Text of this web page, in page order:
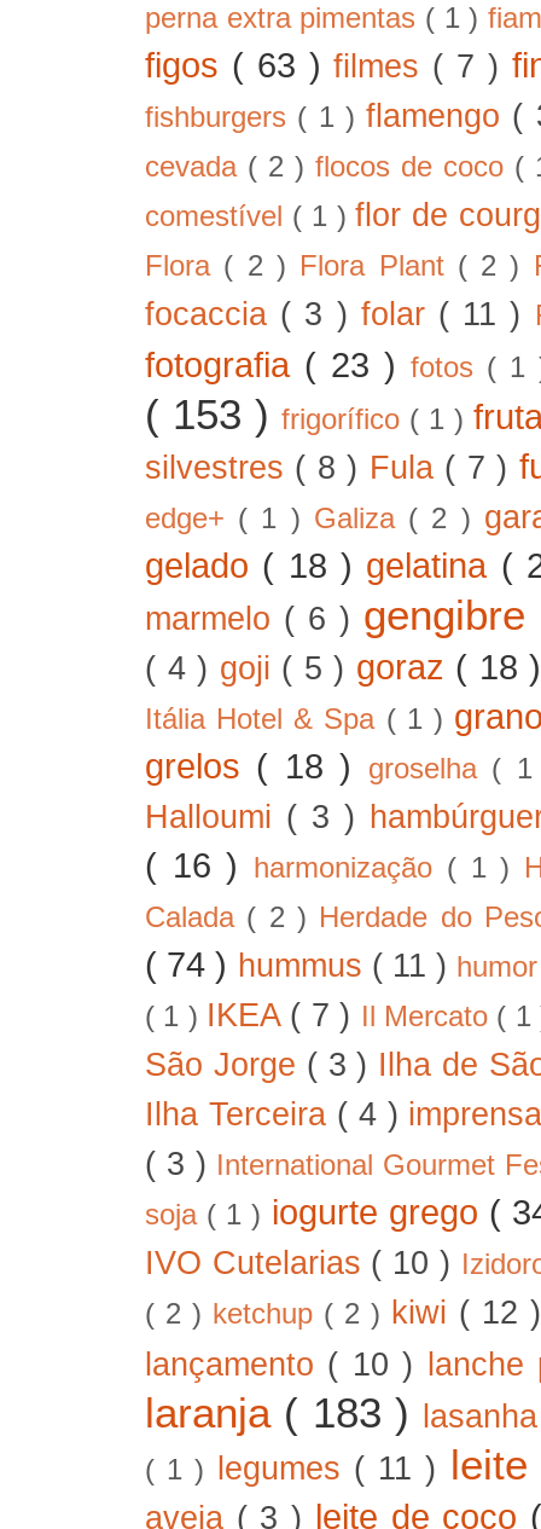
perna extra pimentas ( 1 )
figos ( 63 )filmes ( 7 )
fishburgers ( 1 )flamengo (
cevada ( 2 )flocos de coco (
comestível ( 1 )flor de
Flora ( 2 ) Flora Plant ( 2 )
focaccia ( 3 ) folar ( 11 )
fotografia ( 23 ) fotos (
( 153 )frigorífico ( 1 )
silvestres ( 8 ) Fula ( 7 )
edge+ ( 1 ) Galiza ( 2 )
gelado ( 18 ) gelatina (
marmelo ( 6 ) gengibre
( 4 ) goji ( 5 ) goraz ( 18
Itália Hotel & Spa ( 1 )
grelos ( 18 ) groselha (
Halloumi ( 3 )
( 16 ) harmonização ( 1 )
Calada ( 2 ) Herdade do
( 74 ) hummus ( 11 )
( 1 ) IKEA ( 7 ) Il Mercato (
São Jorge ( 3 ) Ilha de
Ilha Terceira ( 4 )
( 3 ) International Gourmet
soja ( 1 ) iogurte grego (
IVO Cutelarias ( 10 )
( 2 ) ketchup ( 2 ) kiwi ( 12
lançamento ( 10 )
laranja ( 183 )
( 1 ) legumes ( 11 )
aveia ( 3 ) leite de coco